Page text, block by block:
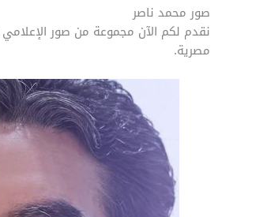
صور محمد ناصر
نقدم لكم الآن مجموعة من صور
مصرية.